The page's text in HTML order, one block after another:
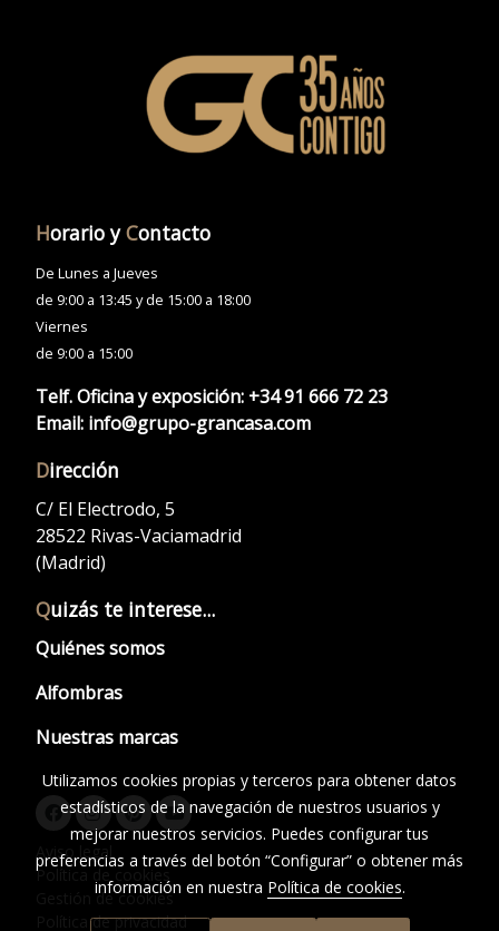
Horario yContacto
De Lunes a Jueves
de 9:00 a 13:45 y de 15:00 a 18:00
Viernes
de 9:00 a 15:00
Telf. Oficina y exposición: +34 91 666 72 23
Email: info@grupo-grancasa.com
Dirección
C/ El Electrodo, 5
28522 Rivas-Vaciamadrid
(Madrid)
Quizás te interese...
Quiénes somos
Alfombras
Nuestras marcas
Aviso legal
Política de cookies
Gestión de cookies
Política de privacidad
Utilizamos cookies propias y terceros para obtener datos
estadísticos de la navegación de nuestros usuarios y
mejorar nuestros servicios. Puedes configurar tus
preferencias a través del botón “Configurar” o obtener más
información en nuestra Política de cookies.